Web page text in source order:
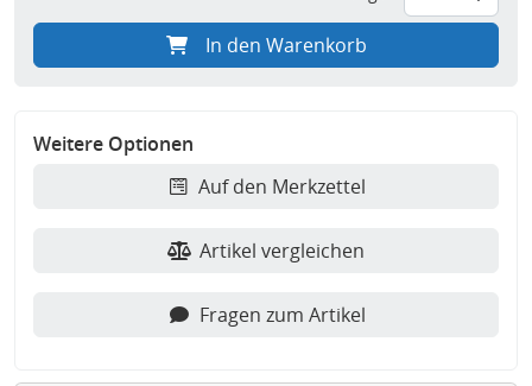
In den Warenkorb
Weitere Optionen
Auf den Merkzettel
Artikel vergleichen
Fragen zum Artikel